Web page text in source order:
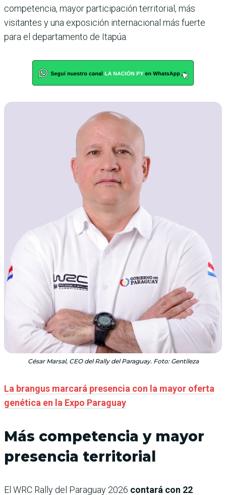
competencia, mayor participación territorial, más
visitantes y una exposición internacional más fuerte
para el departamento de Itapúa.
César Marsal, CEO del Rally del Paraguay. Foto: Gentileza
La brangus marcará presencia con la mayor oferta
genética en la Expo Paraguay
Más competencia y mayor
presencia territorial
El WRC Rally del Paraguay 2026 contará con 22